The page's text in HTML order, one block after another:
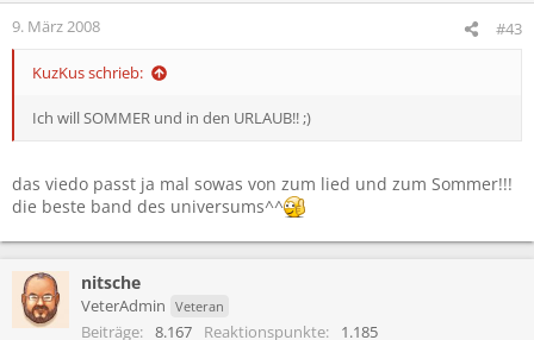
9. März 2008 #43
KuzKus schrieb:
Ich will SOMMER und in den URLAUB!! ;)
das viedo passt ja mal sowas von zum lied und zum Sommer!!!
die beste band des universums^^
nitsche
VeterAdmin Veteran
Beiträge 8.167 Reaktionspunkte 1.185